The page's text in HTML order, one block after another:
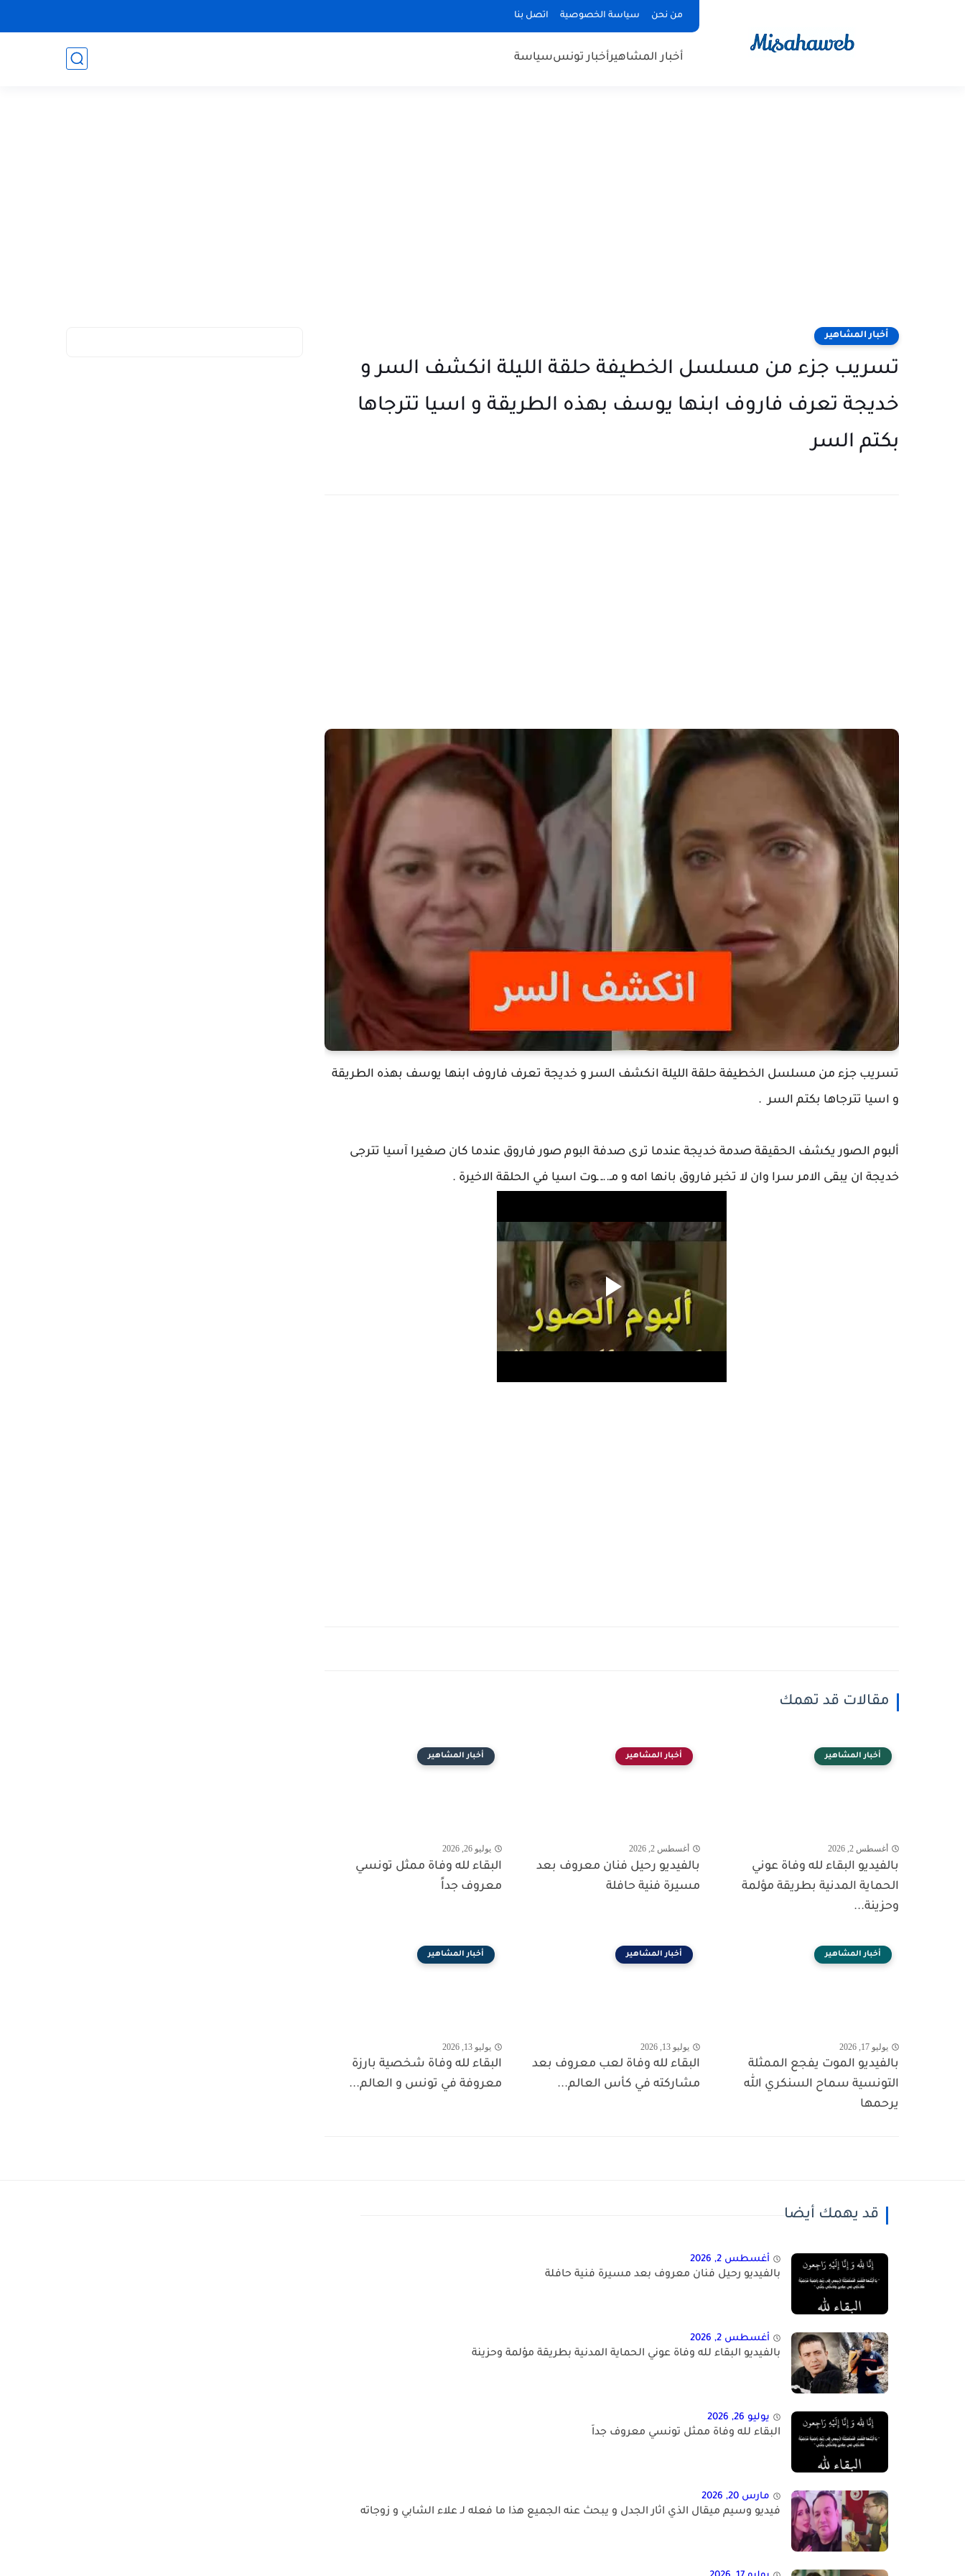
من نحن سياسة الخصوصية اتصل بنا
أخبار المشاهيرأخبار تونسسياسة
أخبار المشاهير
تسريب جزء من مسلسل الخطيفة حلقة الليلة انكشف السر و
خديجة تعرف فاروف ابنها يوسف بهذه الطريقة و اسيا تترجاها
بكتم السر
تسريب جزء من مسلسل الخطيفة حلقة الليلة انكشف السر و خديجة تعرف فاروف ابنها يوسف بهذه الطريقة
و اسيا تترجاها بكتم السر .
ألبوم الصور يكشف الحقيقة صدمة خديجة عندما ترى صدفة البوم صور فاروق عندما كان صغيرا آسيا تترجى
خديجة ان يبقى الامر سرا وان لا تخبر فاروق بانها امه و مـ..ـ ـوت اسيا في الحلقة الاخيرة .
مقالات قد تهمك
أخبار المشاهير
أغسطس 2, 2026
بالفيديو البقاء لله وفاة عوني
الحماية المدنية بطريقة مؤلمة
وحزينة...
أخبار المشاهير
أغسطس 2, 2026
بالفيديو رحيل فنان معروف بعد
مسيرة فنية حافلة
أخبار المشاهير
يوليو 26, 2026
البقاء لله وفاة ممثل تونسي
معروف جداً
أخبار المشاهير
يوليو 17, 2026
بالفيديو الموت يفجع الممثلة
التونسية سماح السنكري الله
يرحمها
أخبار المشاهير
يوليو 13, 2026
البقاء لله وفاة لعب معروف بعد
مشاركته في كأس العالم...
أخبار المشاهير
يوليو 13, 2026
البقاء لله وفاة شخصية بارزة
معروفة في تونس و العالم...
قد يهمك أيضا
أغسطس 2, 2026
بالفيديو رحيل فنان معروف بعد مسيرة فنية حافلة
أغسطس 2, 2026
بالفيديو البقاء لله وفاة عوني الحماية المدنية بطريقة مؤلمة وحزينة
يوليو 26, 2026
البقاء لله وفاة ممثل تونسي معروف جداً
مارس 20, 2026
فيديو وسيم ميقال الذي اثار الجدل و يبحث عنه الجميع هذا ما فعله لـ علاء الشابي و زوجاته